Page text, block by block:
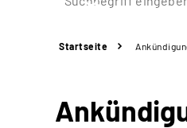
Startseite